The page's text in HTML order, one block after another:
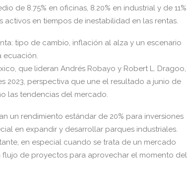
de 8.75% en oficinas, 8.20% en industrial y de 11%
en tiempos de inestabilidad en las rentas.
tipo de cambio, inflación al alza y un escenario
ecuación.
que lideran Andrés Robayo y Robert L. Dragoo,
2023, perspectiva que une el resultado a junio de
las tendencias del mercado.
un rendimiento estándar de 20% para inversiones
en expandir y desarrollar parques industriales.
en especial cuando se trata de un mercado
de proyectos para aprovechar el momento del